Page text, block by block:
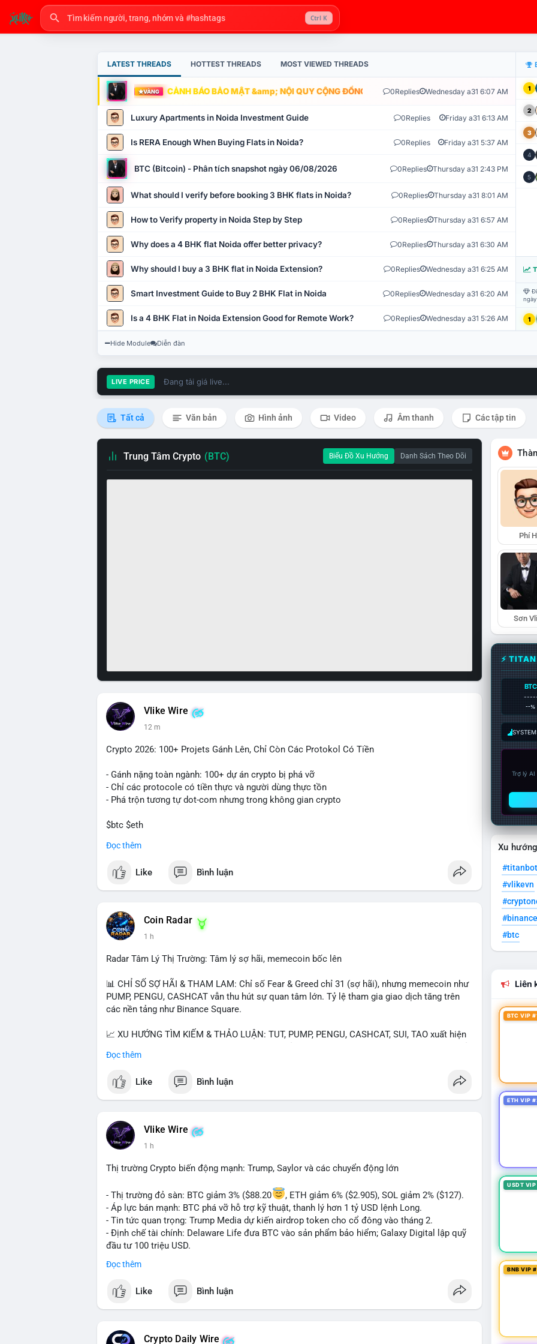
Ctrl K
LATEST THREADS HOTTEST THREADS MOST VIEWED THREADS
VÀNG CẢNH BÁO BẢO MẬT &amp; NỘI QUY CỘNG ĐỒNG VLIKE.VN: HỆ THỐNG GIÁM SÁT TỰ
0Replies Wednesday a31 6:07 AM
Luxury Apartments in Noida Investment Guide 0Replies Friday a31 6:13 AM
Is RERA Enough When Buying Flats in Noida? 0Replies Friday a31 5:37 AM
BTC (Bitcoin) - Phân tích snapshot ngày 06/08/2026 0Replies Thursday a31 2:43 PM
What should I verify before booking 3 BHK flats in Noida? 0Replies Thursday a31 8:01 AM
How to Verify property in Noida Step by Step 0Replies Thursday a31 6:57 AM
Why does a 4 BHK flat Noida offer better privacy? 0Replies Thursday a31 6:30 AM
Why should I buy a 3 BHK flat in Noida Extension? 0Replies Wednesday a31 6:25 AM
Smart Investment Guide to Buy 2 BHK Flat in Noida 0Replies Wednesday a31 6:20 AM
Is a 4 BHK Flat in Noida Extension Good for Remote Work? 0Replies Wednesday a31 5:26 AM
1
2
3
4
5
1
Hide Module Diễn đàn
LIVE PRICE Đang tải giá live...
Tất cả Văn bản Hình ảnh Video Âm thanh Các tập tin
Trung Tâm Crypto (BTC) Biểu Đồ Xu Hướng Danh Sách Theo Dõi
Vlike Wire
12 m
Crypto 2026: 100+ Projets Gánh Lên, Chỉ Còn Các Protokol Có Tiền
- Gánh nặng toàn ngành: 100+ dự án crypto bị phá vỡ
- Chỉ các protocole có tiền thực và người dùng thực tồn
- Phá trộn tương tự dot-com nhưng trong không gian crypto
$btc $eth
#vlikevn
📰 Nguồn: CoinDesk
Đọc thêm
Like Bình luận
Coin Radar
1 h
Radar Tâm Lý Thị Trường: Tâm lý sợ hãi, memecoin bốc lên
📊 CHỈ SỐ SỢ HÃI & THAM LAM: Chỉ số Fear & Greed chỉ 31 (sợ hãi), nhưng memecoin như
PUMP, PENGU, CASHCAT vẫn thu hút sự quan tâm lớn. Tỷ lệ tham gia giao dịch tăng trên
các nền tảng như Binance Square.
📈 XU HƯỚNG TÌM KIẾM & THẢO LUẬN: TUT, PUMP, PENGU, CASHCAT, SUI, TAO xuất hiện
đề hấp dẫn. Bàn tán về SPCX và SAGA cũng hấp dẫn.
💬 DÒNG CHẢY TIN TỨC & TRUYỀN THÔNG: Bàn tán về "long SAGA", "short SPCX", và "đã
ngồi ăn ở khách sạn 5*" (từ bài đăng Binance Square). Tin tức về BIP-110 Bitcoin và SKR
💡 NHẬN ĐỊNH & KHUYẾN NGHỊ: Tâm lý thị trường phân cực. Sợ hãi do chỉ số thấp nhưng
xu hướng memecoin và tin tức tích cực (BTC ETF, SKR) tạo áp lực lên giá. Rủi ro từ các đề
nhân.
📊 Nguồn: Radar Tâm Lý Thị Trường
Đọc thêm
Like Bình luận
Vlike Wire
1 h
Thị trường Crypto biến động mạnh: Trump, Saylor và các chuyển động lớn
- Thị trường đỏ sàn: BTC giảm 3% ($88.20
, ETH giảm 6% ($2.905), SOL giảm 2% ($127).
- Áp lực bán mạnh: BTC phá vỡ hỗ trợ kỹ thuật, thanh lý hơn 1 tỷ USD lệnh Long.
- Tin tức quan trọng: Trump Media dự kiến airdrop token cho cổ đông vào tháng 2.
- Định chế tài chính: Delaware Life đưa BTC vào sản phẩm bảo hiểm; Galaxy Digital lập quỹ
đầu tư 100 triệu USD.
- Pháp lý: CEO Coinbase thúc đẩy khung pháp lý tại Davos; Bồ Đào Nha chặn Polymarket.
#binancesquare #cryptonews
$btc $eth $sol $xrp
#vlikevn #titanbot
Đọc thêm
Like Bình luận
Crypto Daily Wire
Phí
Sơn
⚡
BTC
--%
Trợ lý
Xu
#titanbot
#vlikevn
#btc
Liên
BTC VIP
ETH VIP
USDT
BNB VIP